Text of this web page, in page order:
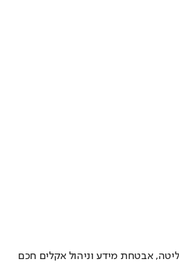
אבטחת מידע וניהול אקלים חכם